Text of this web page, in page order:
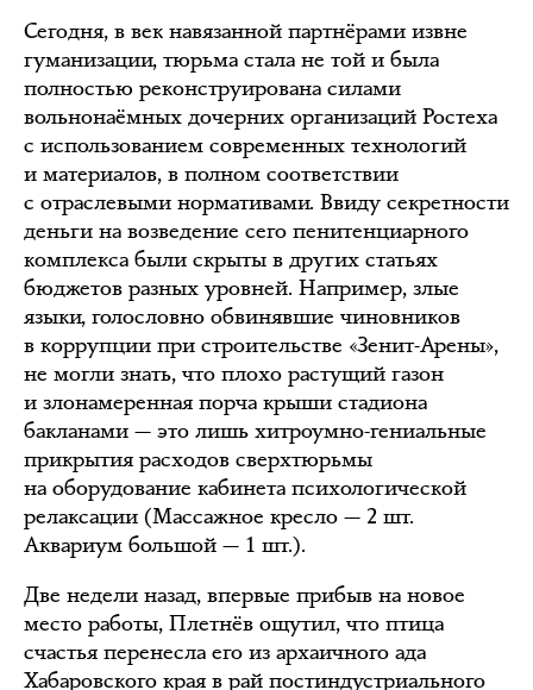
Сегодня, в век навязанной партнёрами извне
гуманизации, тюрьма стала не той и была
полностью реконструирована силами
вольнонаёмных дочерних организаций Ростеха
с использованием современных технологий
и материалов, в полном соответствии
с отраслевыми нормативами. Ввиду секретности
деньги на возведение сего пенитенциарного
комплекса были скрыты в других статьях
бюджетов разных уровней. Например, злые
языки, голословно обвинявшие чиновников
в коррупции при строительстве «Зенит-Арены»,
не могли знать, что плохо растущий газон
и злонамеренная порча крыши стадиона
бакланами — это лишь хитроумно-гениальные
прикрытия расходов сверхтюрьмы
на оборудование кабинета психологической
релаксации (Массажное кресло — 2 шт.
Аквариум большой — 1 шт.).
Две недели назад, впервые прибыв на новое
место работы, Плетнёв ощутил, что птица
счастья перенесла его из архаичного ада
Хабаровского края в рай постиндустриального